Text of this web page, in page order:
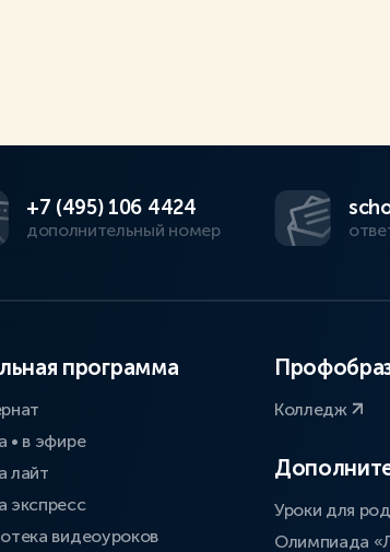
+7 (495) 106 4424
дополнительный номер
программа
• в эфире
лайт
экспресс
видеоуроков
Колледж
Уроки для
Олимпиада